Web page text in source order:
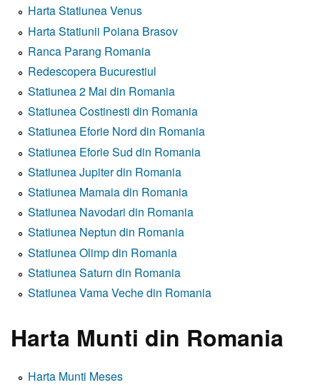
Harta Statiunea Venus
Harta Statiunii Poiana Brasov
Ranca Parang Romania
Redescopera Bucurestiul
Statiunea 2 Mai din Romania
Statiunea Costinesti din Romania
Statiunea Eforie Nord din Romania
Statiunea Eforie Sud din Romania
Statiunea Jupiter din Romania
Statiunea Mamaia din Romania
Statiunea Navodari din Romania
Statiunea Neptun din Romania
Statiunea Olimp din Romania
Statiunea Saturn din Romania
Statiunea Vama Veche din Romania
Harta Munti din Romania
Harta Munti Meses